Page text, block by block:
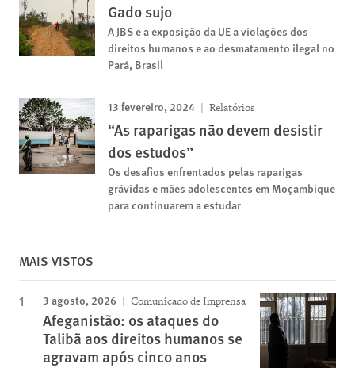
Gado sujo
A JBS e a exposição da UE a violações dos
direitos humanos e ao desmatamento ilegal no
Pará, Brasil
13 fevereiro, 2024 Relatórios
“As raparigas não devem desistir
dos estudos”
Os desafios enfrentados pelas raparigas
grávidas e mães adolescentes em Moçambique
para continuarem a estudar
MAIS VISTOS
3 agosto, 2026 Comunicado de Imprensa
Afeganistão: os ataques do
Talibã aos direitos humanos se
agravam após cinco anos